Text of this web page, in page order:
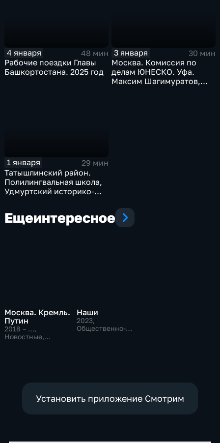
4 января
48 мин
Рабочие поездки Главы
Башкортостана. 2025 год
3 января
30 мин
Москва. Комиссия по
делам ЮНЕСКО. Уфа.
Максим Шагимуратов,
1 января
29 мин
Татышлинский район.
Полилингвальная школа,
Удмуртский историко-
Ещеинтересное
Москва. Кремль.
Путин
2018 – …,
Новостные,
Наши
2023,
Общественно-
Установить приложение Смотрим